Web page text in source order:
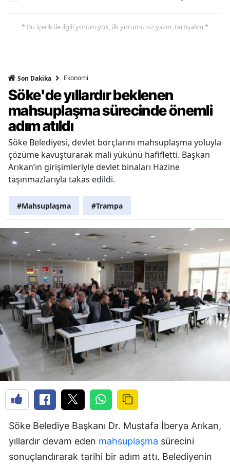
* Bu içerik ile ilgili yorum yok, ilk yorumu siz yazın, tartışalım *
Son Dakika Ekonomi
Söke'de yıllardır beklenen
mahsuplaşma sürecinde önemli
adım atıldı
Söke Belediyesi, devlet borçlarını mahsuplaşma yoluyla
çözüme kavuşturarak mali yükünü hafifletti. Başkan
Arıkan’ın girişimleriyle devlet binaları Hazine
taşınmazlarıyla takas edildi.
#Mahsuplaşma #Trampa
Söke Belediye Başkanı Dr. Mustafa İberya Arıkan,
yıllardır devam eden mahsuplaşma sürecini
sonuçlandırarak tarihi bir adım attı. Belediyenin